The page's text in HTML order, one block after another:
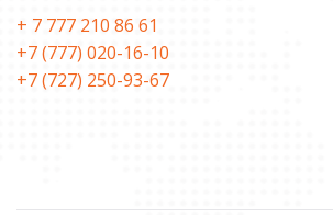
+ 7 777 210 86 61
+7 (777) 020-16-10
+7 (727) 250-93-67